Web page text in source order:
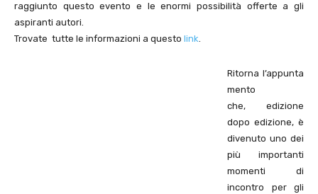
raggiunto questo evento e le enormi possibilità offerte a gli
aspiranti autori.
Trovate tutte le informazioni a questo link.
Ritorna l’appunta
mento
che, edizione
dopo edizione, è
divenuto uno dei
più importanti
momenti di
incontro per gli